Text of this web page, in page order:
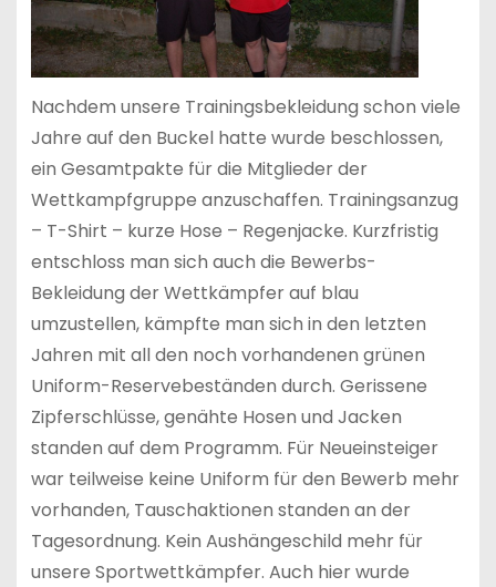
Nachdem unsere Trainingsbekleidung schon viele
Jahre auf den Buckel hatte wurde beschlossen,
ein Gesamtpakte für die Mitglieder der
Wettkampfgruppe anzuschaffen. Trainingsanzug
– T-Shirt – kurze Hose – Regenjacke. Kurzfristig
entschloss man sich auch die Bewerbs-
Bekleidung der Wettkämpfer auf blau
umzustellen, kämpfte man sich in den letzten
Jahren mit all den noch vorhandenen grünen
Uniform-Reservebeständen durch. Gerissene
Zipferschlüsse, genähte Hosen und Jacken
standen auf dem Programm. Für Neueinsteiger
war teilweise keine Uniform für den Bewerb mehr
vorhanden, Tauschaktionen standen an der
Tagesordnung. Kein Aushängeschild mehr für
unsere Sportwettkämpfer. Auch hier wurde